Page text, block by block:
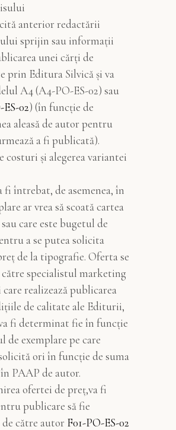
anterior redactării
sprijin sau informații
unei cărți de
prin Editura Silvică și va
A4 (A4-PO-ES-02) sau
02) (în funcție de
aleasă de autor pentru
a fi publicată).
costuri și alegerea variantei
întrebat, de asemenea, în
ar vrea să scoată cartea
care este bugetul de
a se putea solicita
de la tipografie. Oferta se
specialistul marketing
realizează publicarea
de calitate ale Editurii,
fi determinat fie în funcție
de exemplare pe care
ori în funcție de suma
PAAP de autor.
ofertei de preț,va fi
publicare să fie
către autor F01-PO-ES-02